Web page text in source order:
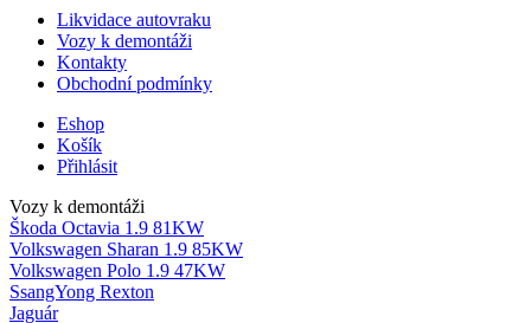
Likvidace autovraku
Vozy k demontáži
Kontakty
Obchodní podmínky
Eshop
Košík
Přihlásit
Vozy k demontáži
Škoda Octavia 1.9 81KW
Volkswagen Sharan 1.9 85KW
Volkswagen Polo 1.9 47KW
SsangYong Rexton
Jaguár